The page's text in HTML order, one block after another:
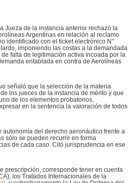
Jueza de la instancia anterior rechazó la
Argentinas en relación al reclamo
identificado con el ticket electrónico N°
imponiendo las costas a la demandada
falta de legitimación activa incoada por la
entablada en contra de Aerolíneas
señaló que la selección de la materia
los jueces de la instancia de mérito y que
de los elementos probatorios,
en la sentencia la valoración de todos
del derecho aeronáutico frente a
sólo se pueden recurrir en forma
de cada caso. Citó jurisprudencia en ese
prescripción, corresponde tener en cuenta
los Tratados Internacionales de la